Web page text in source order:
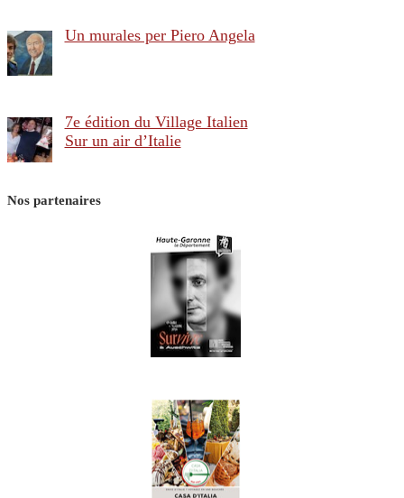
Un murales per Piero Angela
7e édition du Village Italien
Sur un air d’Italie
Nos partenaires